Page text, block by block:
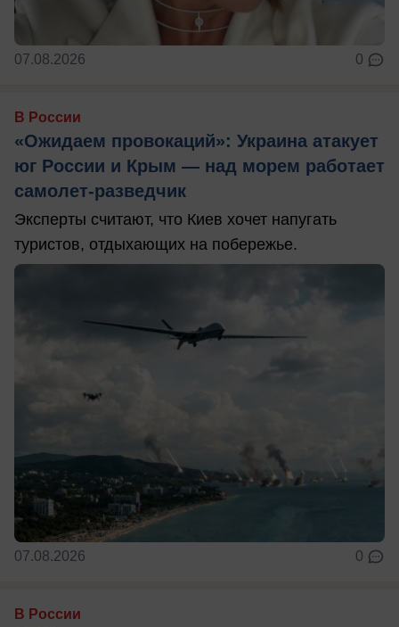
07.08.2026 0
В России
«Ожидаем провокаций»: Украина атакует
юг России и Крым — над морем работает
самолет-разведчик
Эксперты считают, что Киев хочет напугать
туристов, отдыхающих на побережье.
07.08.2026 0
В России